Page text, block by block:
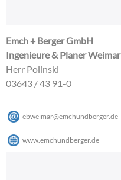
Emch + Berger GmbH
Ingenieure & Planer Weimar
Herr Polinski
03643 / 43 91-0
ebweimar@emchundberger.de
www.emchundberger.de